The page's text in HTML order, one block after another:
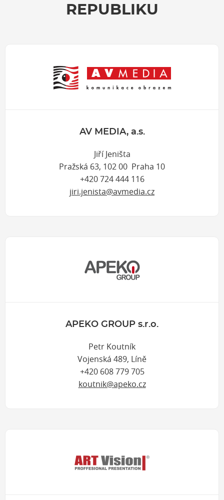
REPUBLIKU
AV MEDIA, a.s.
Jiří Jeništa
Pražská 63, 102 00 Praha 10
+420 724 444 116
jiri.jenista@avmedia.cz
APEKO GROUP s.r.o.
Petr Koutník
Vojenská 489, Líně
+420 608 779 705
koutnik@apeko.cz